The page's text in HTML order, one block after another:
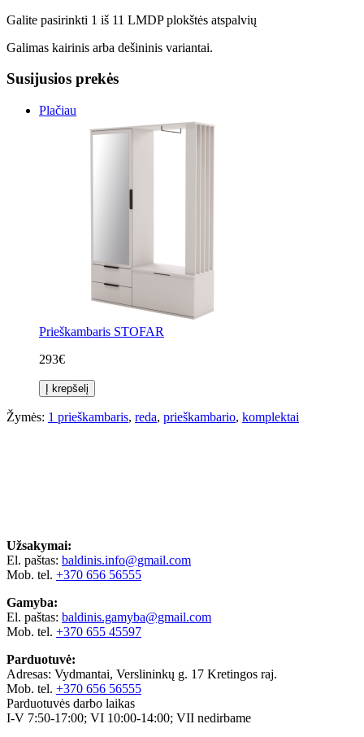
Galite pasirinkti 1 iš 11 LMDP plokštės atspalvių
Galimas kairinis arba dešininis variantai.
Susijusios prekės
Plačiau
Prieškambaris STOFAR
293€
Į krepšelį
Žymės: 1 prieškambaris, reda, prieškambario, komplektai
Užsakymai:
El. paštas: baldinis.info@gmail.com
Mob. tel. +370 656 56555
Gamyba:
El. paštas: baldinis.gamyba@gmail.com
Mob. tel. +370 655 45597
Parduotuvė:
Adresas: Vydmantai, Verslininkų g. 17 Kretingos raj.
Mob. tel. +370 656 56555
Parduotuvės darbo laikas
I-V 7:50-17:00; VI 10:00-14:00; VII nedirbame